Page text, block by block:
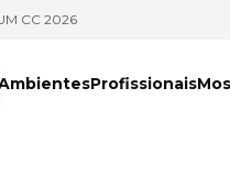
CC 2026
Profissionais